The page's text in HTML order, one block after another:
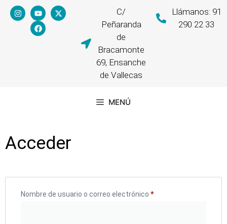
C/
Peñaranda
de
Bracamonte
69, Ensanche
de Vallecas
Llámanos: 91
290 22 33
MENÚ
Acceder
Nombre de usuario o correo electrónico *